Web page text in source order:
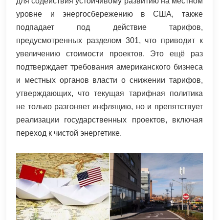
уровне и энергосбережению в США, также
подпадает под действие тарифов,
предусмотренных разделом 301, что приводит к
увеличению стоимости проектов. Это ещё раз
подтверждает требования американского бизнеса
и местных органов власти о снижении тарифов,
утверждающих, что текущая тарифная политика
не только разгоняет инфляцию, но и препятствует
реализации государственных проектов, включая
переход к чистой энергетике.